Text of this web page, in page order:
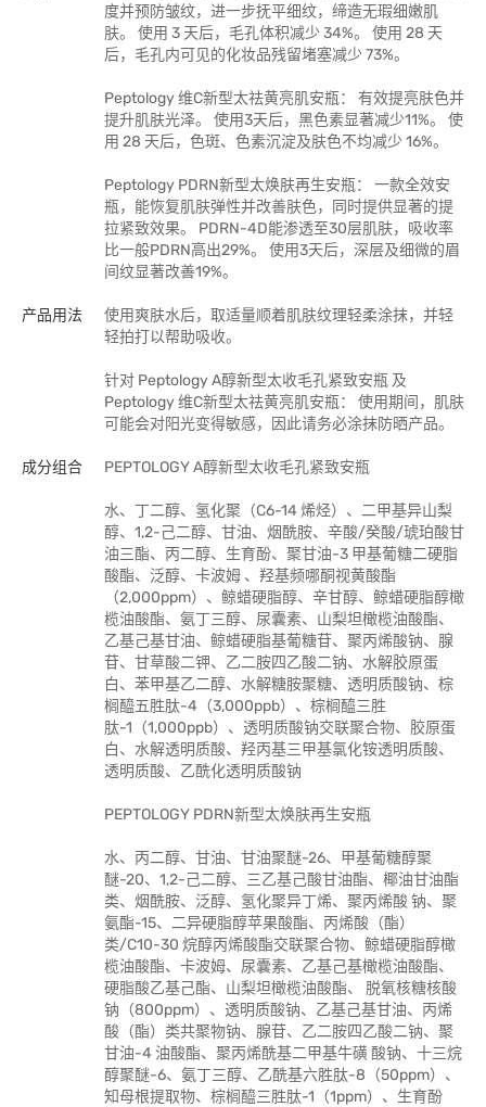
度并预防皱纹，进一步抚平细纹，缔造无瑕细嫩肌
肤。 使用 3 天后，毛孔体积减少 34%。 使用 28 天
后，毛孔内可见的化妆品残留堵塞减少 73%。
Peptology 维C新型太祛黄亮肌安瓶： 有效提亮肤色并
提升肌肤光泽。 使用3天后，黑色素显著减少11%。 使
用 28 天后，色斑、色素沉淀及肤色不均减少 16%。
Peptology PDRN新型太焕肤再生安瓶： 一款全效安
瓶，能恢复肌肤弹性并改善肤色，同时提供显著的提
拉紧致效果。 PDRN-4D能渗透至30层肌肤，吸收率
比一般PDRN高出29%。 使用3天后，深层及细微的眉
间纹显著改善19%。
产品用法
使用爽肤水后，取适量顺着肌肤纹理轻柔涂抹，并轻
轻拍打以帮助吸收。
针对 Peptology A醇新型太收毛孔紧致安瓶 及
Peptology 维C新型太祛黄亮肌安瓶： 使用期间，肌肤
可能会对阳光变得敏感，因此请务必涂抹防晒产品。
成分组合 PEPTOLOGY A醇新型太收毛孔紧致安瓶
水、丁二醇、氢化聚（C6-14 烯烃）、二甲基异山梨
醇、1,2-己二醇、甘油、烟酰胺、辛酸/癸酸/琥珀酸甘
油三酯、丙二醇、生育酚、聚甘油-3 甲基葡糖二硬脂
酸酯、泛醇、卡波姆 、羟基频哪酮视黄酸酯
（2,000ppm）、鲸蜡硬脂醇、辛甘醇、鲸蜡硬脂醇橄
榄油酸酯、氨丁三醇、尿囊素、山梨坦橄榄油酸酯、
乙基己基甘油、鲸蜡硬脂基葡糖苷、聚丙烯酸钠、腺
苷、甘草酸二钾、乙二胺四乙酸二钠、水解胶原蛋
白、苯甲基乙二醇、水解糖胺聚糖、透明质酸钠、棕
榈醯五胜肽-4（3,000ppb）、棕榈醯三胜
肽-1（1,000ppb）、透明质酸钠交联聚合物、胶原蛋
白、水解透明质酸、羟丙基三甲基氯化铵透明质酸、
透明质酸、乙酰化透明质酸钠
PEPTOLOGY PDRN新型太焕肤再生安瓶
水、丙二醇、甘油、甘油聚醚-26、甲基葡糖醇聚
醚-20、1,2-己二醇、三乙基己酸甘油酯、椰油甘油酯
类、烟酰胺、泛醇、氢化聚异丁烯、聚丙烯酸 钠、聚
氨酯-15、二异硬脂醇苹果酸酯、丙烯酸（酯）
类/C10-30 烷醇丙烯酸酯交联聚合物、鲸蜡硬脂醇橄
榄油酸酯、卡波姆、尿囊素、乙基己基橄榄油酸酯、
硬脂酸乙基己酯、山梨坦橄榄油酸酯、 脱氧核糖核酸
钠（800ppm）、透明质酸钠、乙基己基甘油、丙烯
酸（酯）类共聚物钠、腺苷、乙二胺四乙酸二钠、聚
甘油-4 油酸酯、聚丙烯酰基二甲基牛磺 酸钠、十三烷
醇聚醚-6、氨丁三醇、乙酰基六胜肽-8（50ppm）、
知母根提取物、棕榈醯三胜肽-1（1ppm）、生育酚